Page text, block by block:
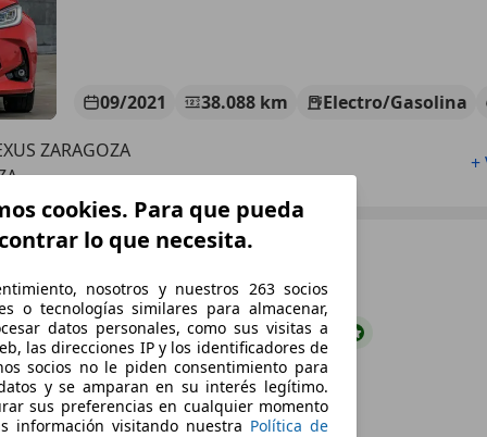
09/2021 38.088 km Electro/Gasolina
ZARAGOZA
+
€ 7.9001 Súperoferta
cookies. Para que pueda
lo que necesita.
nosotros y nuestros 263 socios
o tecnologías similares para almacenar,
datos personales, como sus visitas a
las direcciones IP y los identificadores de
socios no le piden consentimiento para
y se amparan en su interés legítimo.
sus preferencias en cualquier momento
información visitando nuestra Política de